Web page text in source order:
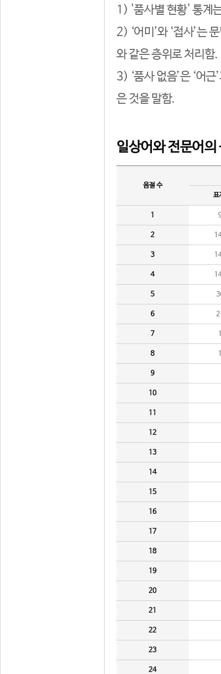
1) '품사별 현황' 통계
2) ‘어미’와 ‘접사’는
와 같은 층위로 처리함.
3) ‘품사 없음’은 ‘어
은 것을 말함.
일상어와 전문어의
음절 수
표
1
2
3
4
5
6
7
8
9
10
11
12
13
14
15
16
17
18
19
20
21
22
23
24